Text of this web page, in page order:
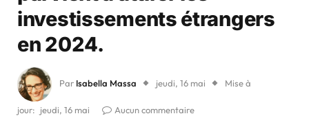
investissements étrangers
en 2024.
Par Isabella Massa jeudi, 16 mai Mise à
jour: jeudi, 16 mai
Aucun commentaire